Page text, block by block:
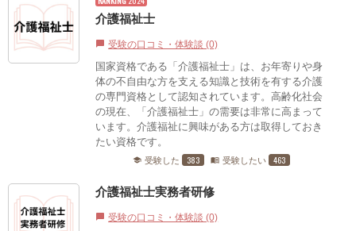
介護福祉士
chat_bubble 受験の口コミ・体験談 (0)
国家資格である「介護福祉士」は、お年寄りや身
体の不自由な方を支える知識と技術を有する介護
の専門資格として認知されています。高齢化社会
の現在、「介護福祉士」の需要は非常に高まって
います。介護福祉に興味がある方は取得しておき
たい資格です。
school 受験した 383 menu_book 受験したい 463
介護福祉士実務者研修
chat_bubble 受験の口コミ・体験談 (0)